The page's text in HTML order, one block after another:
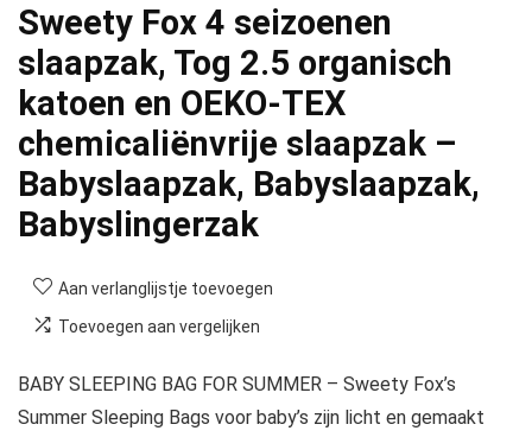
Sweety Fox 4 seizoenen
slaapzak, Tog 2.5 organisch
katoen en OEKO-TEX
chemicaliënvrije slaapzak –
Babyslaapzak, Babyslaapzak,
Babyslingerzak
Aan verlanglijstje toevoegen
Toevoegen aan vergelijken
BABY SLEEPING BAG FOR SUMMER – Sweety Fox’s
Summer Sleeping Bags voor baby’s zijn licht en gemaakt